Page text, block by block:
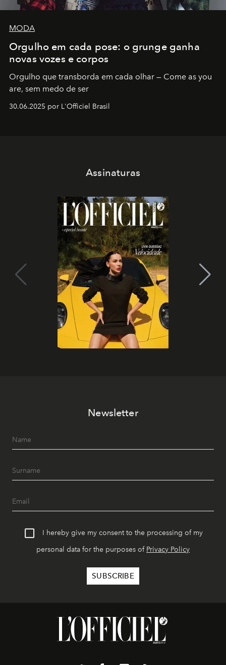
MODA
Orgulho em cada pose: o grunge ganha
novas vozes e corpos
Orgulho que transborda em cada olhar — Come as you
are, sem medo de ser
30.06.2025 por L'Officiel Brasil
Assinaturas
Newsletter
I hereby give my consent to the processing of my
personal data for the purposes of Privacy Policy